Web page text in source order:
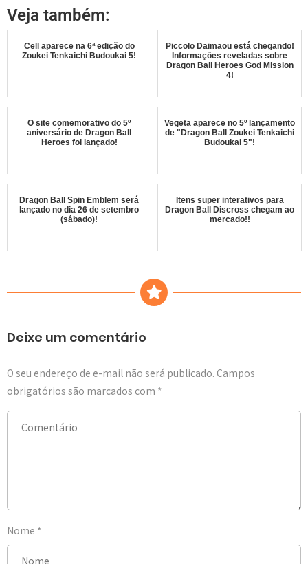
Veja também:
Cell aparece na 6ª edição do
Zoukei Tenkaichi Budoukai 5!
Piccolo Daimaou está chegando!
Informações reveladas sobre
Dragon Ball Heroes God Mission
4!
O site comemorativo do 5º
aniversário de Dragon Ball
Heroes foi lançado!
Vegeta aparece no 5º lançamento
de "Dragon Ball Zoukei Tenkaichi
Budoukai 5"!
Dragon Ball Spin Emblem será
lançado no dia 26 de setembro
(sábado)!
Itens super interativos para
Dragon Ball Discross chegam ao
mercado!!
Deixe um comentário
O seu endereço de e-mail não será publicado. Campos
obrigatórios são marcados com *
Nome *